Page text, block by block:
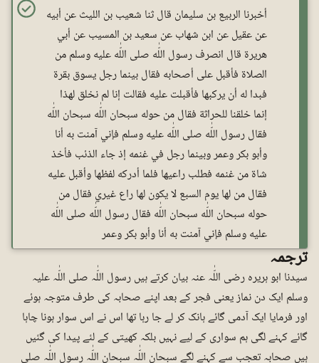
أخبرنا الربيع بن سليمان قال ثنا شعيب بن الليث عن أبيه
عن عقيل عن ابن شهاب عن سعيد بن المسيب عن أبي
هريرة قال انصرف رسول اللّٰه صلى اللّٰه عليه وسلم من
الصلاة فأقبل على أصحابه فقال بينما رجل يسوق بقرة
فبدا له أن يركبها فأقبلت عليه فقالت إنا لم نخلق لهذا
إنما خلقنا للحراثة فقال من حوله سبحان اللّٰه سبحان اللّٰه
فقال رسول اللّٰه صلى اللّٰه عليه وسلم فإني آمنت به أنا
وأبو بكر وعمر وبينما رجل في غنمه إذ جاء الذئب فأخذ
شاة من غنمه فطلب راعيها فلما أدركه لفظها وأقبل عليه
فقال من لها يوم السبع لا يكون لها راع غيري فقال من
حوله سبحان اللّٰه سبحان اللّٰه فقال رسول اللّٰه صلى اللّٰه
عليه وسلم فإني آمنت به أنا وأبو بكر وعمر
ترجمہ
سیدنا ابو ہریرہ رضی اللّٰہ عنہ بیان کرتے ہیں رسول اللّٰہ صلی اللّٰہ علیہ
وسلم ایک دن نماز یعنی فجر کے بعد اپنے صحابہ کی طرف متوجہ ہوئے
اور فرمایا ایک آدمی گائے ہانک کر لے جا رہا تھا اس نے اس سوار ہونا چاہا
گائے کہنے لگی ہم سواری کے لیے نہیں بلکہ کھیتی کے لئے پیدا کی گئیں
ہیں صحابہ تعجب سے کہنے لگے سبحان اللّٰہ سبحان اللّٰہ رسول اللّٰہ صلی